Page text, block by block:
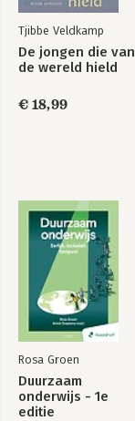
Tjibbe Veldkamp
De jongen die van
de wereld hield
€ 18,99
Rosa Groen
Duurzaam
onderwijs - 1e
editie